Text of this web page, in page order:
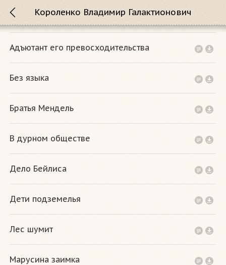
Короленко Владимир Галактионович
Адъютант его превосходительства
Без языка
Братья Мендель
В дурном обществе
Дело Бейлиса
Дети подземелья
Лес шумит
Марусина заимка